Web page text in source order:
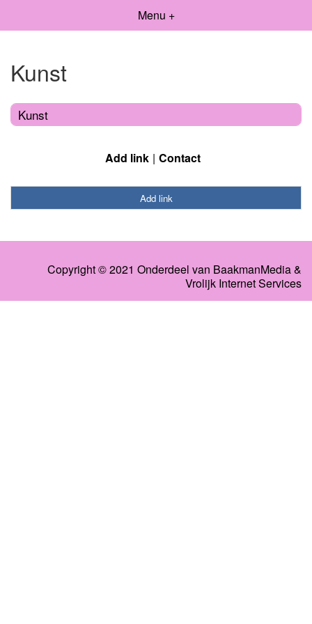
Menu +
Kunst
Kunst
Add link Contact
Add link
Copyright © 2021 Onderdeel van BaakmanMedia&
Vrolijk Internet Services